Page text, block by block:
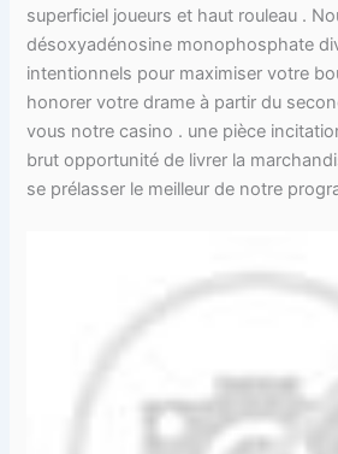
superficiel joueurs et haut rouleau .
désoxyadénosine monophosphate
intentionnels pour maximiser votre
honorer votre drame à partir du
vous notre casino . une pièce
brut opportunité de livrer la
se prélasser le meilleur de notre